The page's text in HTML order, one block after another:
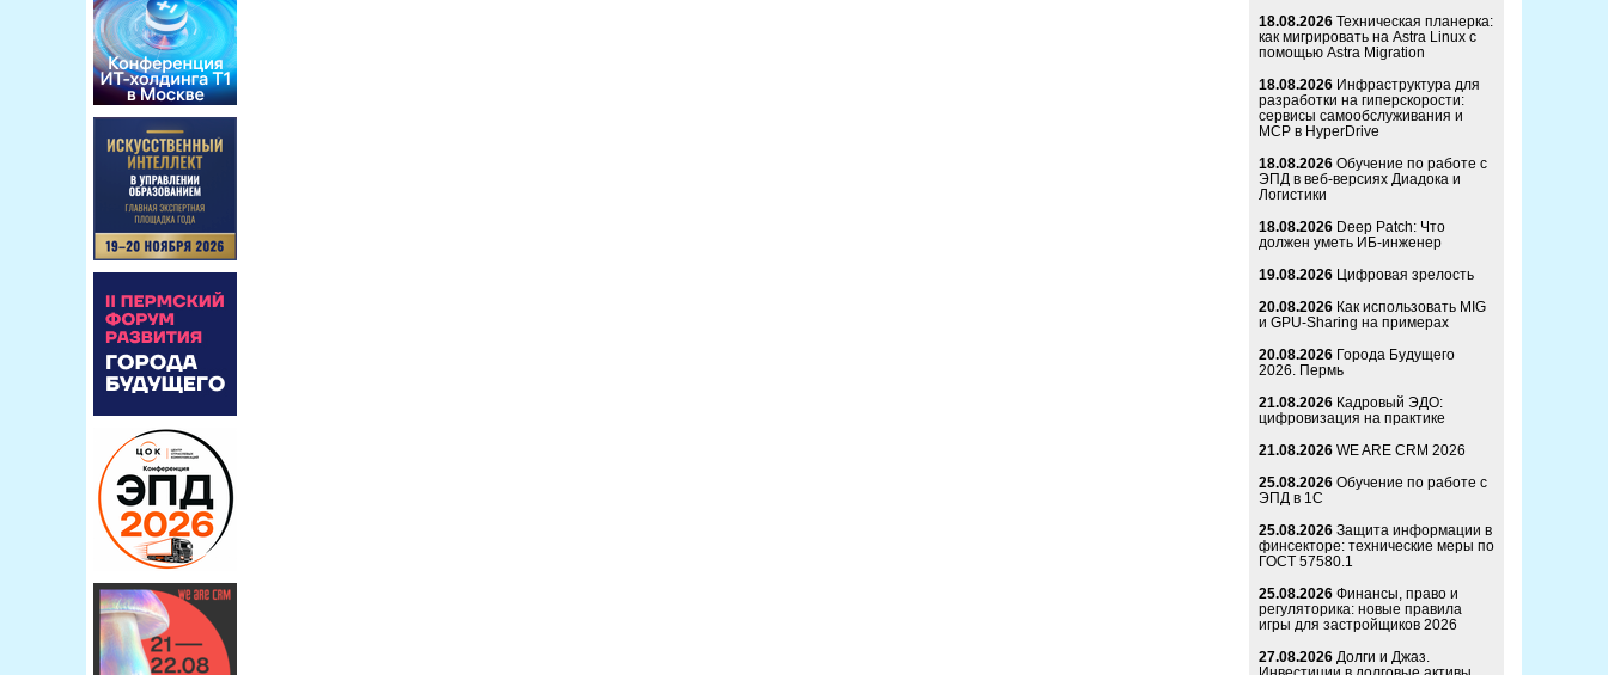
18.08.2026 Техническая планерка:
как мигрировать на Astra Linux с
помощью Astra Migration
18.08.2026 Инфраструктура для
разработки на гиперскорости:
сервисы самообслуживания и
MCP в HyperDrive
18.08.2026 Обучение по работе с
ЭПД в веб-версиях Диадока и
Логистики
18.08.2026 Deep Patch: Что
должен уметь ИБ-инженер
19.08.2026 Цифровая зрелость
20.08.2026 Как использовать MIG
и GPU-Sharing на примерах
20.08.2026 Города Будущего
2026. Пермь
21.08.2026 Кадровый ЭДО:
цифровизация на практике
21.08.2026 WE ARE CRM 2026
25.08.2026 Обучение по работе с
ЭПД в 1С
25.08.2026 Защита информации в
финсекторе: технические меры по
ГОСТ 57580.1
25.08.2026 Финансы, право и
регуляторика: новые правила
игры для застройщиков 2026
27.08.2026 Долги и Джаз.